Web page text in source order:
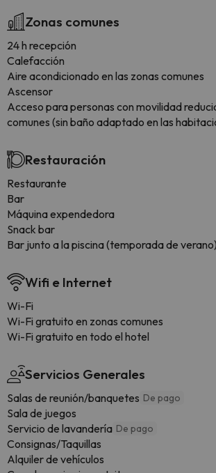
Zonas comunes
24 h recepción
Calefacción
Aire acondicionado en las zonas comunes
Ascensor
Acceso para personas con movilidad
comunes (sin baño adaptado en las
Restauración
Restaurante
Bar
Máquina expendedora
Snack bar
Bar junto a la piscina (temporada de verano)
Wifi e Internet
Wi-Fi
Wi-Fi gratuito en zonas comunes
Wi-Fi gratuito en todo el hotel
Servicios Generales
Salas de reunión/banquetes De pago
Sala de juegos
Servicio de lavandería De pago
Consignas/Taquillas
Alquiler de vehículos